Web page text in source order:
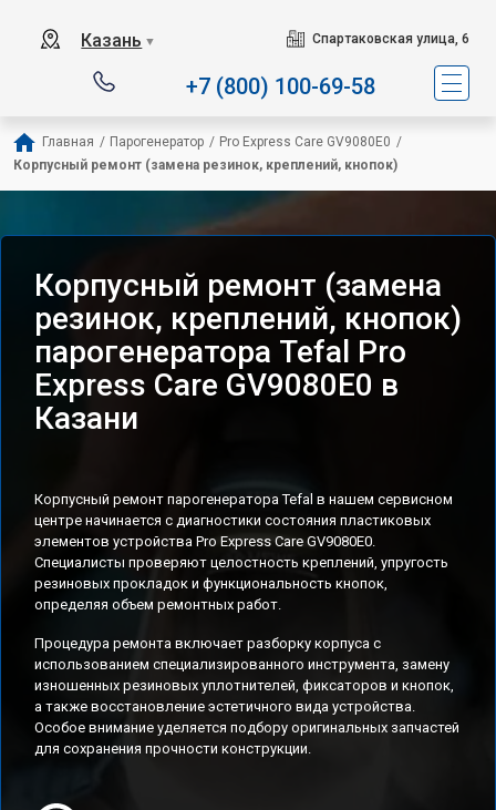
Казань ▼ Спартаковская улица, 6
+7 (800) 100-69-58
Главная / Парогенератор / Pro Express Care GV9080E0 /
Корпусный ремонт (замена резинок, креплений, кнопок)
Корпусный ремонт (замена
резинок, креплений, кнопок)
парогенератора Tefal Pro
Express Care GV9080E0 в
Казани
Корпусный ремонт парогенератора Tefal в нашем сервисном
центре начинается с диагностики состояния пластиковых
элементов устройства Pro Express Care GV9080E0.
Специалисты проверяют целостность креплений, упругость
резиновых прокладок и функциональность кнопок,
определяя объем ремонтных работ.
Процедура ремонта включает разборку корпуса с
использованием специализированного инструмента, замену
изношенных резиновых уплотнителей, фиксаторов и кнопок,
а также восстановление эстетичного вида устройства.
Особое внимание уделяется подбору оригинальных запчастей
для сохранения прочности конструкции.